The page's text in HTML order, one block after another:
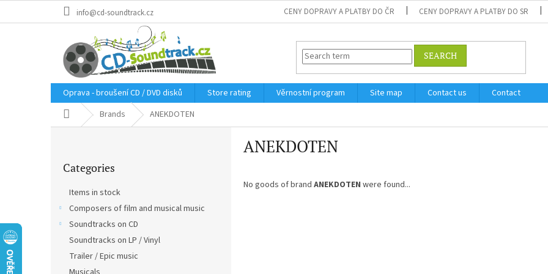
info@cd-soundtrack.cz CENY DOPRAVY A PLATBY DO ČR CENY DOPRAVY A PLATBY DO SR
SEARCH
Oprava - broušení CD / DVD disků Store rating Věrnostní program Site map Contact us
Contact
Home Brands ANEKDOTEN
categories
Categories
Items in stock
Composers of film and musical music
Soundtracks on CD
Soundtracks on LP / Vinyl
Trailer / Epic music
ANEKDOTEN
No goods of brand ANEKDOTEN were found...